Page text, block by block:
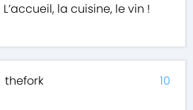
la cuisine, le vin !
thefork 10